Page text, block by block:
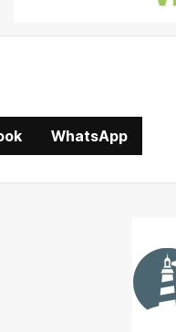
WhatsApp